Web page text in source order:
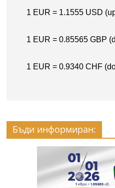
Бъди информиран: